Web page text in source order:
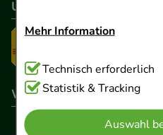
Mehr Information
Technisch Notwendig:
Cookies, die für die
Website notwendig sind
Warenkorb, Kundenkonto),
Technisch erforderlich
Statistik & Tracking
Auswahl
Unser Versanddienstleister
Wir sind hier gelistet